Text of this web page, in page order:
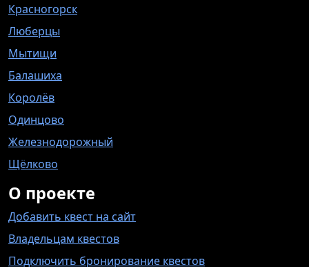
Красногорск
Люберцы
Мытищи
Балашиха
Королёв
Одинцово
Железнодорожный
Щёлково
О проекте
Добавить квест на сайт
Владельцам квестов
Подключить бронирование квестов